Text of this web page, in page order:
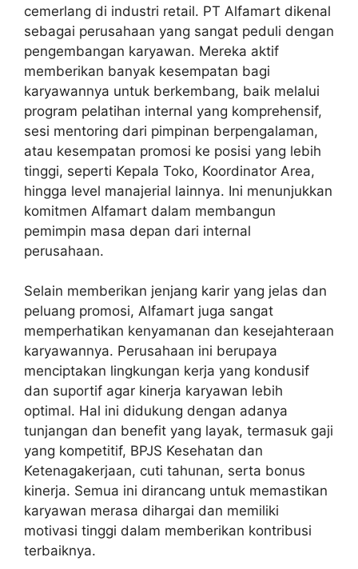
cemerlang di industri retail. PT Alfamart dikenal
sebagai perusahaan yang sangat peduli dengan
pengembangan karyawan. Mereka aktif
memberikan banyak kesempatan bagi
karyawannya untuk berkembang, baik melalui
program pelatihan internal yang komprehensif,
sesi mentoring dari pimpinan berpengalaman,
atau kesempatan promosi ke posisi yang lebih
tinggi, seperti Kepala Toko, Koordinator Area,
hingga level manajerial lainnya. Ini menunjukkan
komitmen Alfamart dalam membangun
pemimpin masa depan dari internal
perusahaan.
Selain memberikan jenjang karir yang jelas dan
peluang promosi, Alfamart juga sangat
memperhatikan kenyamanan dan kesejahteraan
karyawannya. Perusahaan ini berupaya
menciptakan lingkungan kerja yang kondusif
dan suportif agar kinerja karyawan lebih
optimal. Hal ini didukung dengan adanya
tunjangan dan benefit yang layak, termasuk gaji
yang kompetitif, BPJS Kesehatan dan
Ketenagakerjaan, cuti tahunan, serta bonus
kinerja. Semua ini dirancang untuk memastikan
karyawan merasa dihargai dan memiliki
motivasi tinggi dalam memberikan kontribusi
terbaiknya.